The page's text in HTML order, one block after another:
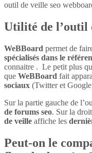
outil de veille seo
Utilité de l’outil
WeBBoard permet de
spécialisés dans le
connaitre . Le petit plus
que WeBBoard fait
sociaux (Twitter et
Sur la partie gauche de
de forums seo. Sur la
de veille affiche les
Peut-on le